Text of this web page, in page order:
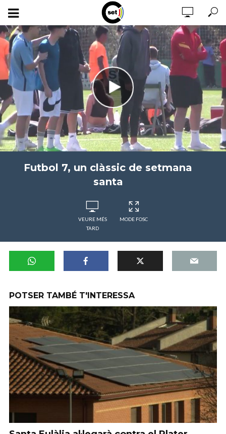
Futbol 7, un clàssic de setmana
santa
VEURE MÉS
TARD
MODE FOSC
POTSER TAMBÉ T'INTERESSA